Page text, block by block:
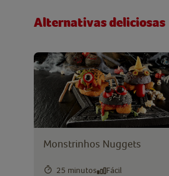
Alternativas deliciosas
Monstrinhos Nuggets
25 minutos Fácil